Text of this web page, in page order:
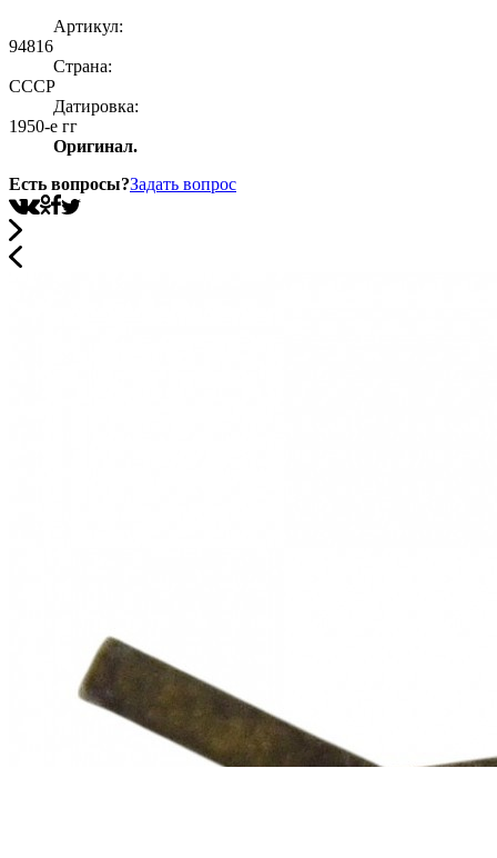
Артикул:
94816
Страна:
СССР
Датировка:
1950-е гг
Оригинал.
Есть вопросы?Задать вопрос